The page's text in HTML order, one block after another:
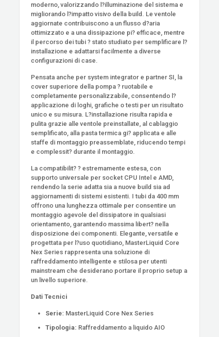
moderno, valorizzando l?illuminazione del sistema e
migliorando l?impatto visivo della build. Le ventole
aggiornate contribuiscono a un flusso d?aria
ottimizzato e a una dissipazione pi? efficace, mentre
il percorso dei tubi ? stato studiato per semplificare l?
installazione e adattarsi facilmente a diverse
configurazioni di case.
Pensata anche per system integrator e partner SI, la
cover superiore della pompa ? ruotabile e
completamente personalizzabile, consentendo l?
applicazione di loghi, grafiche o testi per un risultato
unico e su misura. L?installazione risulta rapida e
pulita grazie alle ventole preinstallate, al cablaggio
semplificato, alla pasta termica gi? applicata e alle
staffe di montaggio preassemblate, riducendo tempi
e complessit? durante il montaggio.
La compatibilit? ? estremamente estesa, con
supporto universale per socket CPU Intel e AMD,
rendendo la serie adatta sia a nuove build sia ad
aggiornamenti di sistemi esistenti. I tubi da 400 mm
offrono una lunghezza ottimale per consentire un
montaggio agevole del dissipatore in qualsiasi
orientamento, garantendo massima libert? nella
disposizione dei componenti. Elegante, versatile e
progettata per l?uso quotidiano, MasterLiquid Core
Nex Series rappresenta una soluzione di
raffreddamento intelligente e stilosa per utenti
mainstream che desiderano portare il proprio setup a
un livello superiore.
Dati Tecnici
Serie: MasterLiquid Core Nex Series
Tipologia: Raffreddamento a liquido AIO